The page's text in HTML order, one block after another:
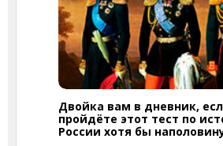
Двойка вам в дневник,
пройдёте этот тест по
России хотя бы